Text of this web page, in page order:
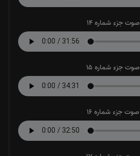
صوت جزء شماره 14
صوت جزء شماره 15
صوت جزء شماره 16